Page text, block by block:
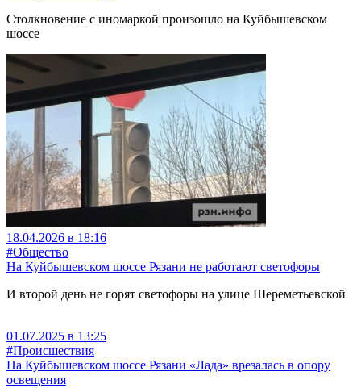
Столкновение с иномаркой произошло на Куйбышевском
шоссе
18.04.2026 в 18:16
#Общество
На Куйбышевском шоссе Рязани не работают светофоры
И второй день не горят светофоры на улице Шереметьевской
01.07.2025 в 13:25
#Происшествия
На Куйбышевском шоссе Рязани «Лада» врезалась в опору
освещения